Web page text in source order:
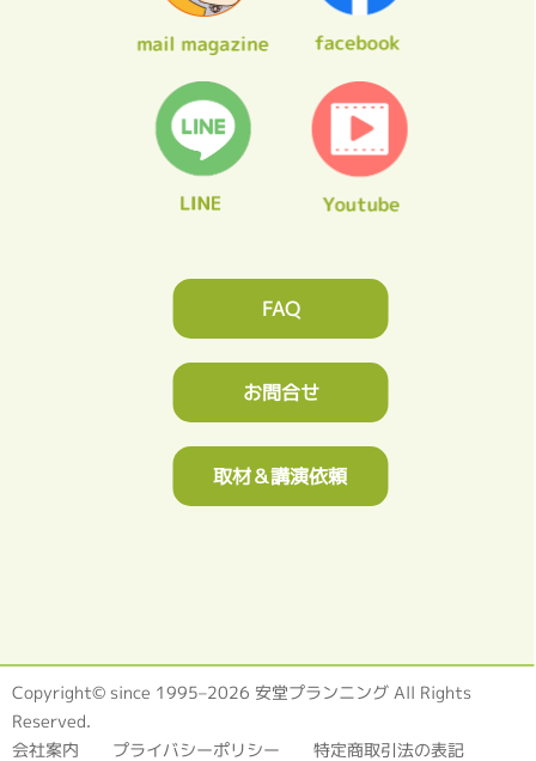
FAQ
お問合せ
取材＆講演依頼
Copyright© since 1995–2026 安堂プランニング All Rights
Reserved.
会社案内 プライバシーポリシー 特定商取引法の表記